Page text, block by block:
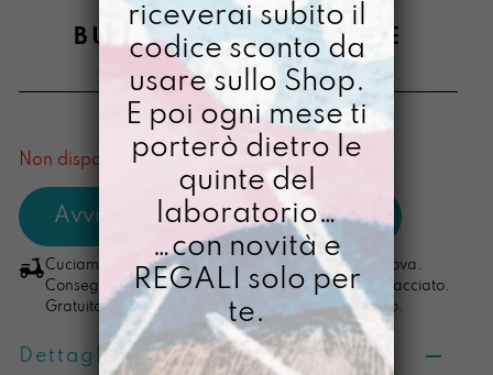
BUCCIA SEMPLIFICARE
€ 48,00
[ Copriagenda: 15,5 x 21,5 x 3 cm ]
Non disponibile al momento
Cuciamo ogni ordine nel nostro laboratorio di Padova.
Consegna in 4/5 giorni lavorativi, pacco sempre tracciato.
Gratuita per ordini di importo superiore ai 100 euro.
Dettagli prodotto
riceverai subito il
codice sconto da
usare sullo Shop.
E poi ogni mese ti
porterò dietro le
quinte del
laboratorio…
…con novità e
REGALI solo per
te.